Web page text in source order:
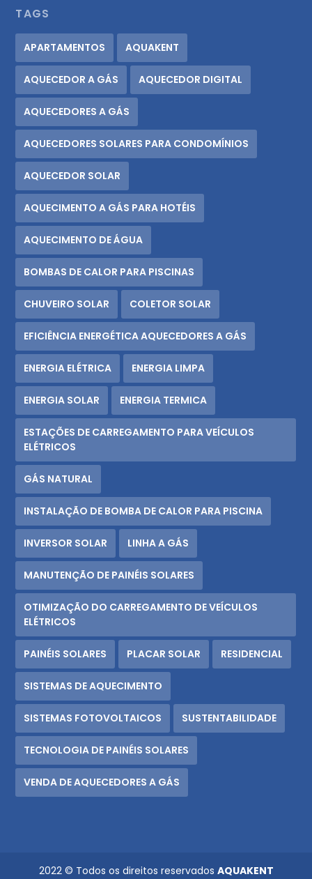
TAGS
APARTAMENTOS AQUAKENT
AQUECEDOR A GÁS AQUECEDOR DIGITAL
AQUECEDORES A GÁS
AQUECEDORES SOLARES PARA CONDOMÍNIOS
AQUECEDOR SOLAR
AQUECIMENTO A GÁS PARA HOTÉIS
AQUECIMENTO DE ÁGUA
BOMBAS DE CALOR PARA PISCINAS
CHUVEIRO SOLAR COLETOR SOLAR
EFICIÊNCIA ENERGÉTICA AQUECEDORES A GÁS
ENERGIA ELÉTRICA ENERGIA LIMPA
ENERGIA SOLAR ENERGIA TERMICA
ESTAÇÕES DE CARREGAMENTO PARA VEÍCULOS
ELÉTRICOS
GÁS NATURAL
INSTALAÇÃO DE BOMBA DE CALOR PARA PISCINA
INVERSOR SOLAR LINHA A GÁS
MANUTENÇÃO DE PAINÉIS SOLARES
OTIMIZAÇÃO DO CARREGAMENTO DE VEÍCULOS
ELÉTRICOS
PAINÉIS SOLARES PLACAR SOLAR RESIDENCIAL
SISTEMAS DE AQUECIMENTO
SISTEMAS FOTOVOLTAICOS SUSTENTABILIDADE
TECNOLOGIA DE PAINÉIS SOLARES
VENDA DE AQUECEDORES A GÁS
2022 © Todos os direitos reservados AQUAKENT